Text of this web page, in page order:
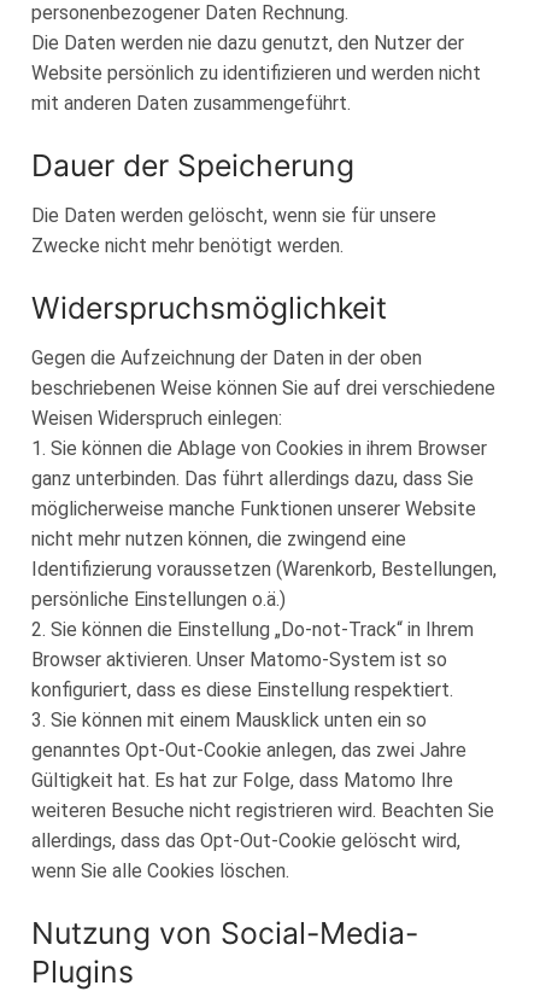
personenbezogener Daten Rechnung.
Die Daten werden nie dazu genutzt, den Nutzer der
Website persönlich zu identifizieren und werden nicht
mit anderen Daten zusammengeführt.
Dauer der Speicherung
Die Daten werden gelöscht, wenn sie für unsere
Zwecke nicht mehr benötigt werden.
Widerspruchsmöglichkeit
Gegen die Aufzeichnung der Daten in der oben
beschriebenen Weise können Sie auf drei verschiedene
Weisen Widerspruch einlegen:
1. Sie können die Ablage von Cookies in ihrem Browser
ganz unterbinden. Das führt allerdings dazu, dass Sie
möglicherweise manche Funktionen unserer Website
nicht mehr nutzen können, die zwingend eine
Identifizierung voraussetzen (Warenkorb, Bestellungen,
persönliche Einstellungen o.ä.)
2. Sie können die Einstellung „Do-not-Track“ in Ihrem
Browser aktivieren. Unser Matomo-System ist so
konfiguriert, dass es diese Einstellung respektiert.
3. Sie können mit einem Mausklick unten ein so
genanntes Opt-Out-Cookie anlegen, das zwei Jahre
Gültigkeit hat. Es hat zur Folge, dass Matomo Ihre
weiteren Besuche nicht registrieren wird. Beachten Sie
allerdings, dass das Opt-Out-Cookie gelöscht wird,
wenn Sie alle Cookies löschen.
Nutzung von Social-Media-
Plugins